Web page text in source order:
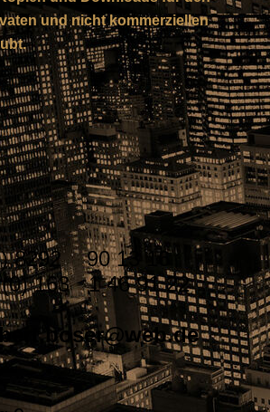
und nicht kommerziellen
8292 90 13 16
163 1 46 91 22